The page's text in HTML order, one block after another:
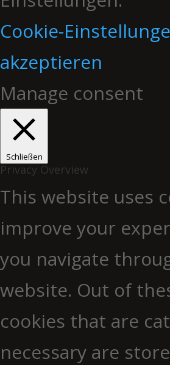
Cookie-
akzeptieren
Manage consent
Schließen
Privacy Overview
This website uses
improve your
you navigate
website. Out of
cookies that are
necessary are